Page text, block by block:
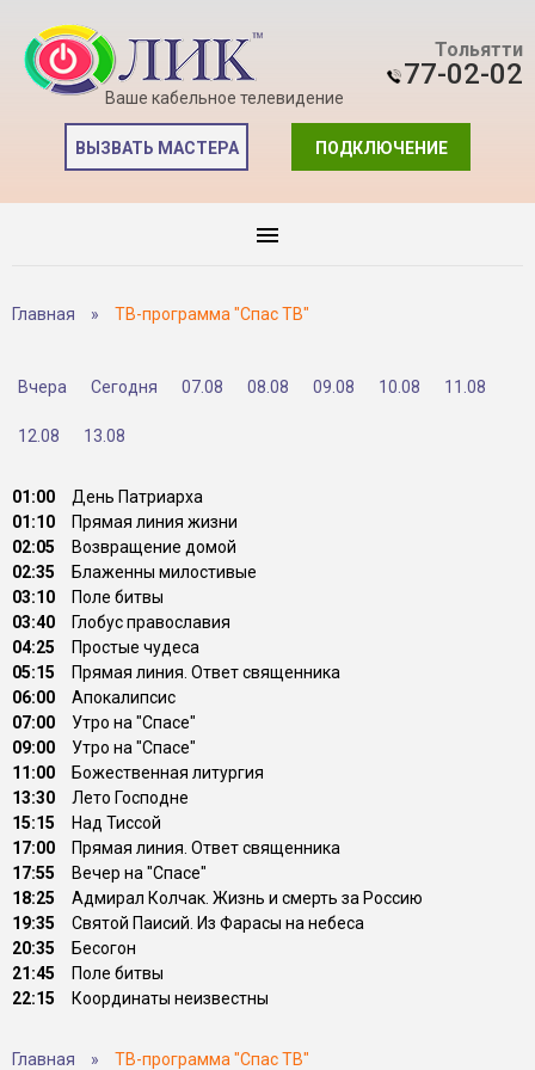
Ваше кабельное телевидение
Тольятти
77-02-02
ПОДКЛЮЧЕНИЕ
ВЫЗВАТЬ МАСТЕРА
Главная » ТВ-программа "Спас ТВ"
Вчера Сегодня 07.08 08.08 09.08 10.08 11.08
12.08 13.08
01:00
День Патриарха
01:10
Прямая линия жизни
02:05
Возвращение домой
02:35
Блаженны милостивые
03:10
Поле битвы
03:40
Глобус православия
04:25
Простые чудеса
05:15
Прямая линия. Ответ священника
06:00
Апокалипсис
07:00
Утро на "Спасе"
09:00
Утро на "Спасе"
11:00
Божественная литургия
13:30
Лето Господне
15:15
Над Тиссой
17:00
Прямая линия. Ответ священника
17:55
Вечер на "Спасе"
18:25
Адмирал Колчак. Жизнь и смерть за Россию
19:35
Святой Паисий. Из Фарасы на небеса
20:35
Бесогон
21:45
Поле битвы
22:15
Координаты неизвестны
Главная » ТВ-программа "Спас ТВ"